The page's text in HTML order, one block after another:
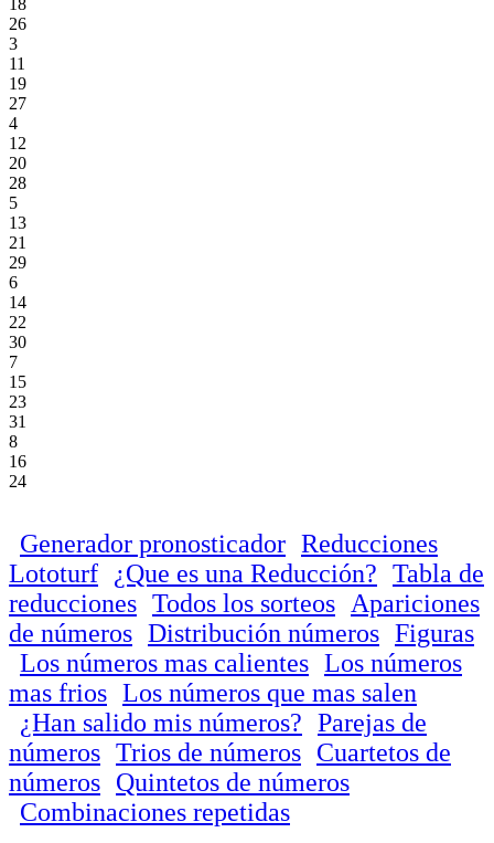
26
3
11
19
27
4
12
20
28
5
13
21
29
6
14
22
30
7
15
23
31
8
16
24
Generador pronosticador Reducciones
Lototurf
¿Que es una Reducción? Tabla de
reducciones Todos los sorteos
Apariciones
de números Distribución números Figuras
Los números mas calientes Los números
mas frios Los números que mas salen
¿Han salido mis números? Parejas de
números Trios de números Cuartetos de
números Quintetos de números
Combinaciones repetidas